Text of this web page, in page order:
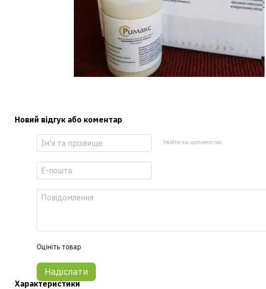
Новий відгук або коментар
Увійти за допомогою
Оцініть товар
Надіслати
Характеристики